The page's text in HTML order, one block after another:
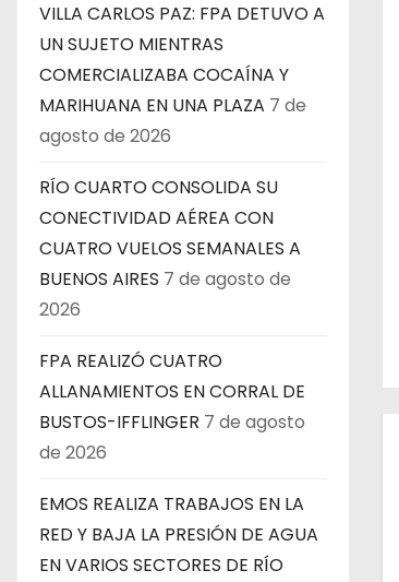
VILLA CARLOS PAZ: FPA DETUVO A
UN SUJETO MIENTRAS
COMERCIALIZABA COCAÍNA Y
MARIHUANA EN UNA PLAZA 7 de
agosto de 2026
RÍO CUARTO CONSOLIDA SU
CONECTIVIDAD AÉREA CON
CUATRO VUELOS SEMANALES A
BUENOS AIRES 7 de agosto de
2026
FPA REALIZÓ CUATRO
ALLANAMIENTOS EN CORRAL DE
BUSTOS-IFFLINGER 7 de agosto
de 2026
EMOS REALIZA TRABAJOS EN LA
RED Y BAJA LA PRESIÓN DE AGUA
EN VARIOS SECTORES DE RÍO